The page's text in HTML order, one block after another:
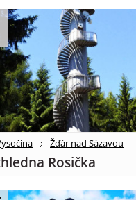
Žďár nad Sázavou
Rosička